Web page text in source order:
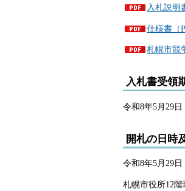
入札説明
仕様書（
札幌市競
入札書受領
令和8年5月29
開札の日時
令和8年5月29
札幌市役所12